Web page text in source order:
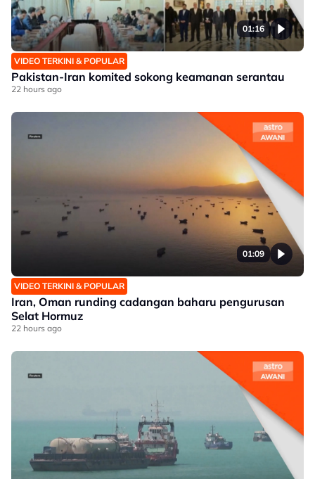
01:16
VIDEO TERKINI & POPULAR
Pakistan-Iran komited sokong keamanan serantau
22 hours ago
01:09
VIDEO TERKINI & POPULAR
Iran, Oman runding cadangan baharu pengurusan
Selat Hormuz
22 hours ago